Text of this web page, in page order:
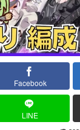
Facebook
LINE